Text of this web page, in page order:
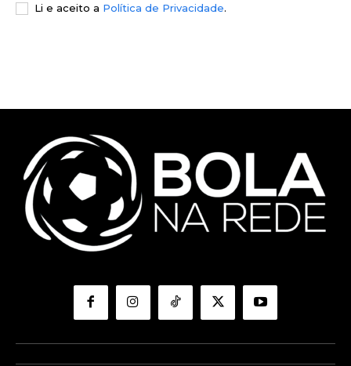
Li e aceito a Política de Privacidade.